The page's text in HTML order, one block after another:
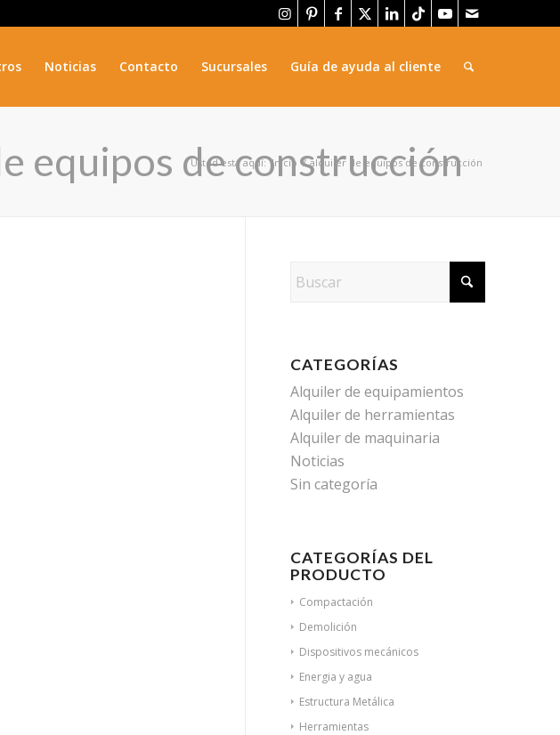
Noticias Contacto Sucursales Guía de ayuda al cliente
equipos de construcción
Usted está aquí: Inicio / alquiler de equipos de construcción
CATEGORÍAS
Alquiler de equipamientos
Alquiler de herramientas
Alquiler de maquinaria
Noticias
Sin categoría
CATEGORÍAS DEL
PRODUCTO
Compactación
Demolición
Dispositivos mecánicos
Energia y agua
Estructura Metálica
Herramientas